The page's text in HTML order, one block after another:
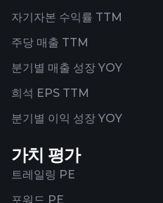
자기자본 수익률 TTM
주당 매출 TTM
분기별 매출 성장 YOY
희석 EPS TTM
분기별 이익 성장 YOY
가치 평가
트레일링 PE
포워드 PE